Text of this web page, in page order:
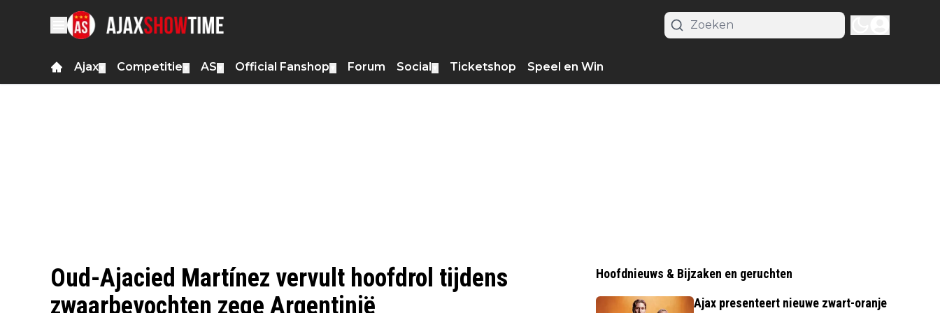
Ajax Competitie AS Official Fanshop Forum Social Ticketshop Speel en Win
Oud-Ajacied Martínez vervult hoofdrol tijdens
zwaarbevochten zege Argentinië
Hoofdnieuws & Bijzaken en geruchten
Ajax presenteert nieuwe zwart-oranje